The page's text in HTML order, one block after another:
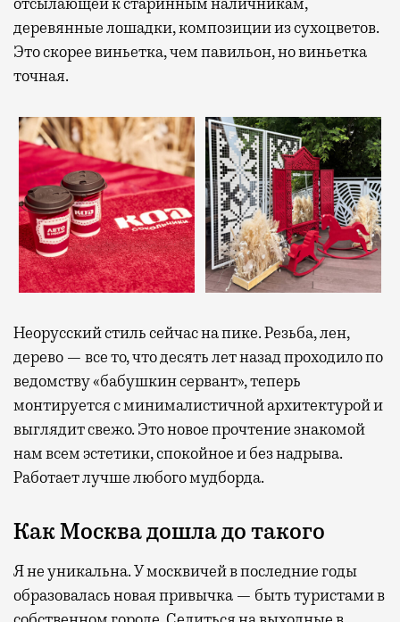
деревянные лошадки, композиции из сухоцветов.
Это скорее виньетка, чем павильон, но виньетка
точная.
Неорусский стиль сейчас на пике. Резьба, лен,
дерево — все то, что десять лет назад проходило по
ведомству «бабушкин сервант», теперь
монтируется с минималистичной архитектурой и
выглядит свежо. Это новое прочтение знакомой
нам всем эстетики, спокойное и без надрыва.
Работает лучше любого мудборда.
Как Москва дошла до такого
Я не уникальна. У москвичей в последние годы
образовалась новая привычка — быть туристами в